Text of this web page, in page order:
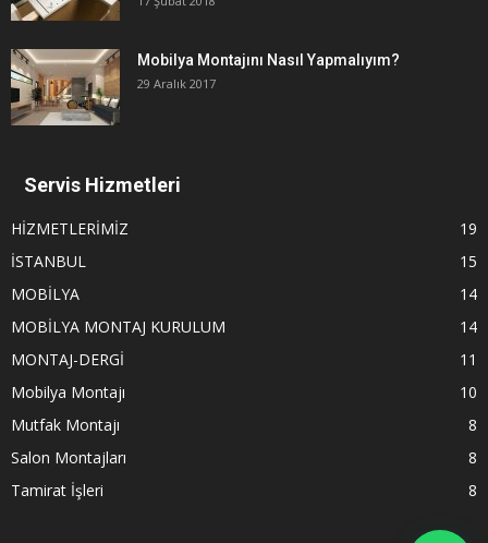
Mobilya Montajını Nasıl Yapmalıyım?
29 Aralık 2017
Servis Hizmetleri
HİZMETLERİMİZ
19
İSTANBUL
15
MOBİLYA
14
MOBİLYA MONTAJ KURULUM
14
MONTAJ-DERGİ
11
Mobilya Montajı
10
Mutfak Montajı
8
Salon Montajları
8
Tamirat İşleri
8